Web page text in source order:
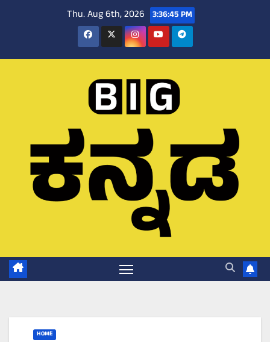
Thu. Aug 6th, 2026 3:36:46 PM
HOME